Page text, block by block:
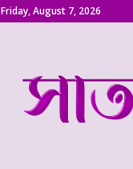
Friday, August 7, 2026